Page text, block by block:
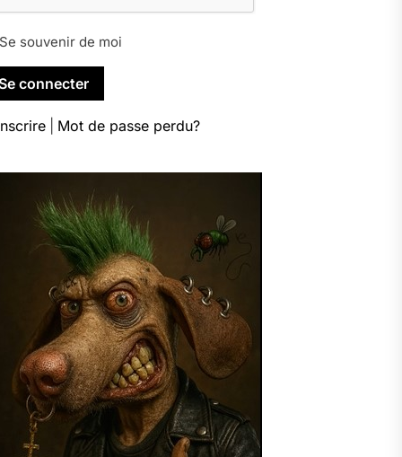
souvenir de moi
Mot de passe perdu?